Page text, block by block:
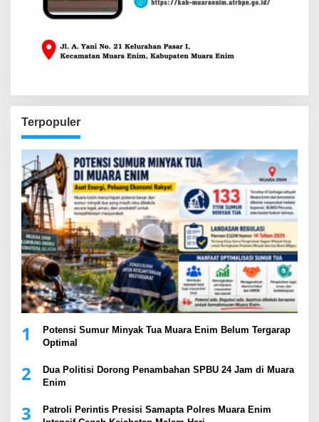
Terpopuler
1
Potensi Sumur Minyak Tua Muara Enim Belum Tergarap
Optimal
2
Dua Politisi Dorong Penambahan SPBU 24 Jam di Muara
Enim
3
Patroli Perintis Presisi Samapta Polres Muara Enim